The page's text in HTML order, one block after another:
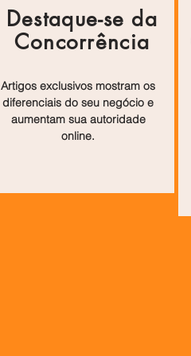
Destaque-se da
Concorrência
Artigos exclusivos mostram os
diferenciais do seu negócio e
aumentam sua autoridade
online.